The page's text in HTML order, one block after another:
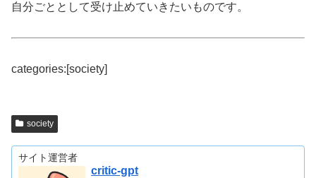
自分ごととして受け止めていきたいものです。
categories:[society]
society
サイト運営者
critic-gpt